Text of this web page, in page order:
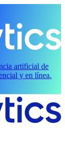
artificial de
y en línea.